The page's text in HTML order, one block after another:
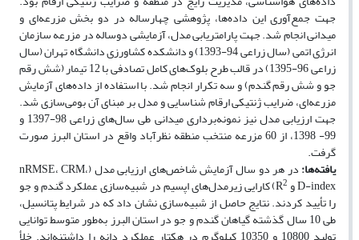
جهت جمع‌آوری این داده‌ها، پژوهشی چهارساله در دو بخش مزرعه‌ای و
میدانی انجام شد. جهت پارامتریابی مدل، آزمایشی دوساله در مزرعه سازمان
انرژی اتمی (سال‌ زراعی 94-1393) و دانشکده کشاورزی دانشگاه تهران (سال
زراعی 96-1395) در قالب طرح بلوک‌های کامل تصادفی با 12 تیمار (شش رقم
جو و شش رقم گندم) و سه تکرار انجام شد. با استفاده از داده‌های آزمایش
مزرعه‌ای، ضرایب ژنتیکی ارقام شناسایی و مدل بر مبنای آن بومی‌سازی شد.
جهت ارزیابی مدل نیز نمونه‌برداری میدانی طی سال‌های زراعی 98-1397 و
99- 1398، از 60 مزرعه منتخب منطقه نظرآباد واقع در استان البرز صورت
گرفت.
یافته‌ها: در هر دو سال آزمایش شاخص‌های ارزیابی مدل (nRMSE، CRM،
D-index و R 2 ) کارایی زیرمدل‌های اپسیم در شبیه‌سازی عملکرد گندم و جو
را تأیید کردند. نتایج حاصل از شبیه‌سازی نشان داد که در شرایط پتانسیل،
طی 10 سال گذشته گیاهان گندم و جو در استان البرز به‌طور متوسط توانایی